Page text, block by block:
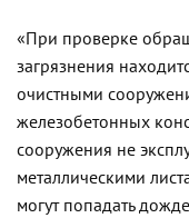
«При проверке
загрязнения
очистными
железобетонных
сооружения не
металлическими
могут попадать